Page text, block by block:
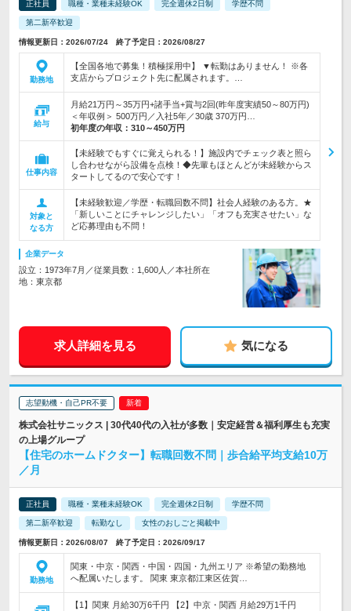
正社員 職種・業種未経験OK 完全週休2日制 学歴不問
第二新卒歓迎
情報更新日：2026/07/24 終了予定日：2026/08/27
勤務地
【全国各地で募集！積極採用中】 ▼転勤はありません！ ※各
支店からプロジェクト先に配属されます。…
給与
月給21万円～35万円+諸手当+賞与2回(昨年度実績50～80万円)
＜年収例＞ 500万円／入社5年／30歳 370万円…
初年度の年収： 310～450万円
仕事内容
【未経験でもすぐに覚えられる！】施設内でチェック表と照ら
し合わせながら設備を点検！◆先輩もほとんどが未経験からス
タートしてるので安心です！
対象と
なる方
【未経験歓迎／学歴・転職回数不問】社会人経験のある方。★
「新しいことにチャレンジしたい」「オフも充実させたい」な
ど応募理由も不問！
企業データ
設立：1973年7月／従業員数：1,600人／本社所在
地：東京都
求人詳細を見る 気になる
志望動機・自己PR不要
株式会社サニックス | 30代40代の入社が多数｜安定経営＆福利厚生も充実
の上場グループ
【住宅のホームドクター】転職回数不問｜歩合給平均支給10万
／月
正社員 職種・業種未経験OK 完全週休2日制 学歴不問
第二新卒歓迎 転勤なし 女性のおしごと掲載中
情報更新日：2026/08/07 終了予定日：2026/09/17
勤務地
関東・中京・関西・中国・四国・九州エリア ※希望の勤務地
へ配属いたします。 関東 東京都江東区佐賀…
【1】関東 月給30万6千円 【2】中京・関西 月給29万1千円